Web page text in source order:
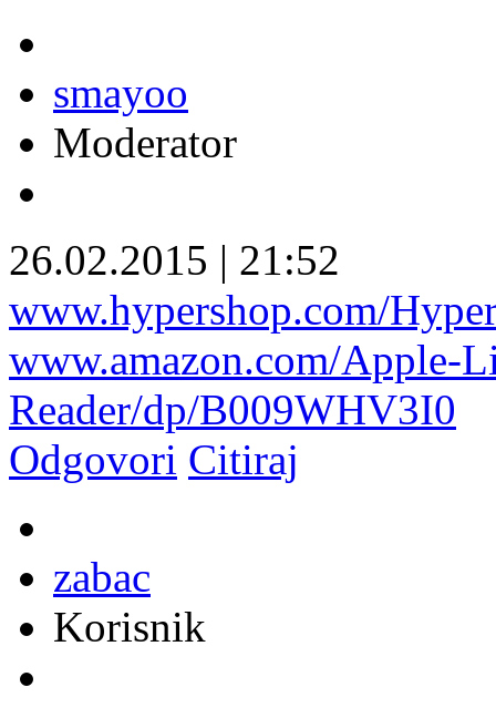
smayoo
Moderator
26.02.2015 | 21:52
www.hypershop.com/
www.amazon.com/Apple-
Reader/dp/B009WHV3I0
Odgovori Citiraj
zabac
Korisnik